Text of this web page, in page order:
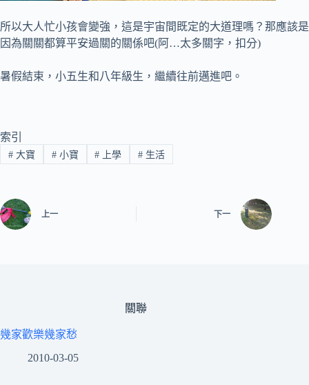
所以大人忙小孩會變強，這是宇宙間既定的大道理嗎？那應該是
因為關關都算平安過關的關係吧(阿…太多關字，扣分)
暑假結束，小五生和八年級生，繼續往前邁進吧。
索引
#大寶 #小寶 # 上學 # 生活
上一 下一
關聯
幾家歡樂幾家愁
2010-03-05